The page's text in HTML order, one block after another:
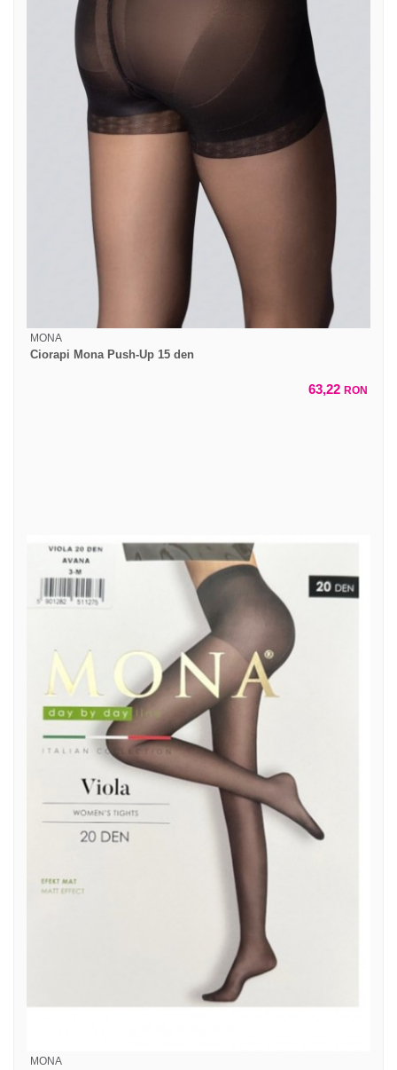
MONA
Ciorapi Mona Push-Up 15 den
63,22 RON
MONA